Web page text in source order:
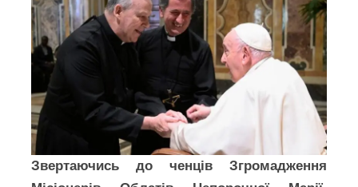
Звертаючись до ченців Згромадження